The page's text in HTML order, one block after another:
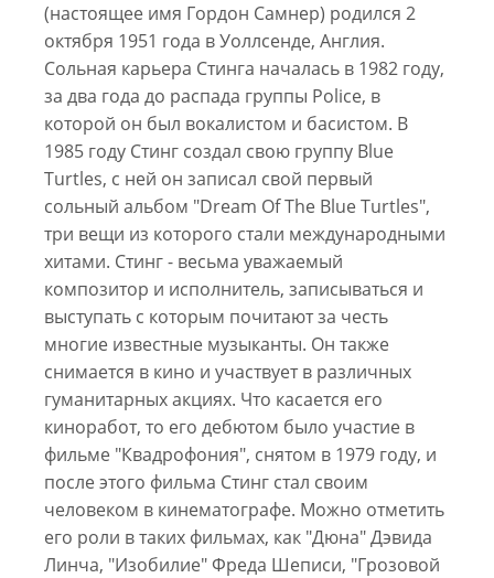
(настоящее имя Гордон Самнер) родился 2
октября 1951 года в Уоллсенде, Англия.
Сольная карьера Стинга началась в 1982 году,
за два года до распада группы Police, в
которой он был вокалистом и басистом. В
1985 году Стинг создал свою группу Blue
Turtles, с ней он записал свой первый
сольный альбом "Dream Of The Blue Turtles",
три вещи из которого стали международными
хитами. Стинг - весьма уважаемый
композитор и исполнитель, записываться и
выступать с которым почитают за честь
многие известные музыканты. Он также
снимается в кино и участвует в различных
гуманитарных акциях. Что касается его
киноработ, то его дебютом было участие в
фильме "Квадрофония", снятом в 1979 году, и
после этого фильма Стинг стал своим
человеком в кинематографе. Можно отметить
его роли в таких фильмах, как "Дюна" Дэвида
Линча, "Изобилие" Фреда Шеписи, "Грозовой